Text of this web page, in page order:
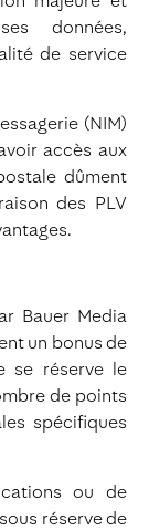
données,
de service
(NIM)
accès aux
dûment
des PLV
Bauer Media
un bonus de
se réserve le
de points
spécifiques
ou de
réserve de